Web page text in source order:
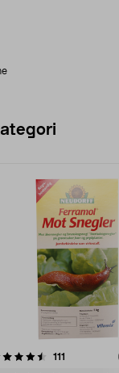
111
4.5 av 5 stjerner